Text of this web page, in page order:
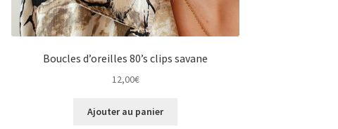
Boucles d’oreilles 80’s clips savane
12,00€
Ajouter au panier